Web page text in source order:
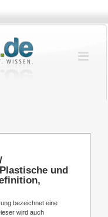
und
bezeichnet eine
wird auch